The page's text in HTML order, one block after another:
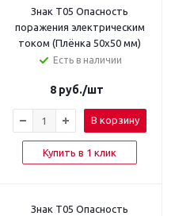
Знак T05 Опасность
поражения электрическим
током (Плёнка 50х50 мм)
Есть в наличии
8 руб./шт
В корзину
Купить в 1 клик
Знак T05 Опасность